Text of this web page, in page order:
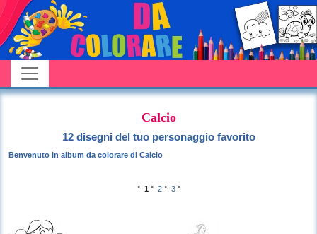
Calcio
12 disegni del tuo personaggio favorito
Benvenuto in album da colorare di Calcio
° 1 ° 2° 3°